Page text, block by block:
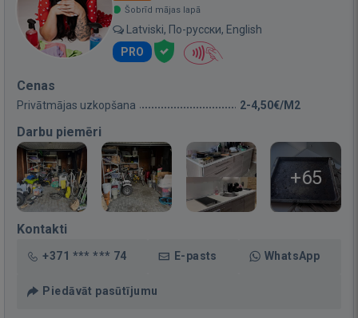
Šobrīd mājas lapā
Latviski, По-русски, English
PRO
Cenas
Privātmājas uzkopšana 2-4,50€/M2
Darbu piemēri
+65
Kontakti
+371 *** *** 74 E-pasts WhatsApp
Piedāvāt pasūtījumu